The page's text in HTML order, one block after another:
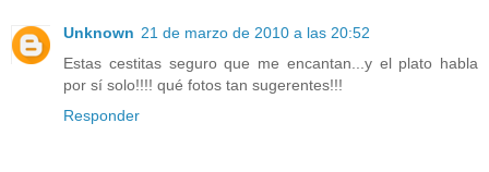
Unknown 21 de marzo de 2010 a las 20:52
Estas cestitas seguro que me encantan...y el plato habla
por sí solo!!!! qué fotos tan sugerentes!!!
Responder